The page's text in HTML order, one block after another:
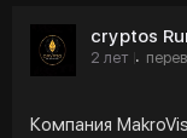
cryptos
2 лет ·
Компания